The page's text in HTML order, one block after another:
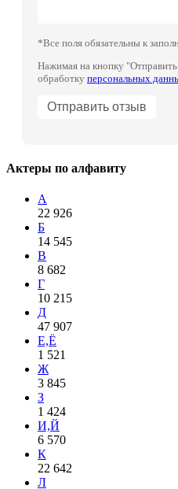
*Все поля обязательны к
Нажимая на кнопку "Отправить
обработку персональных
Актеры по алфавиту
А
22 926
Б
14 545
В
8 682
Г
10 215
Д
47 907
Е,Ё
1 521
Ж
3 845
З
1 424
И,Й
6 570
К
22 642
Л